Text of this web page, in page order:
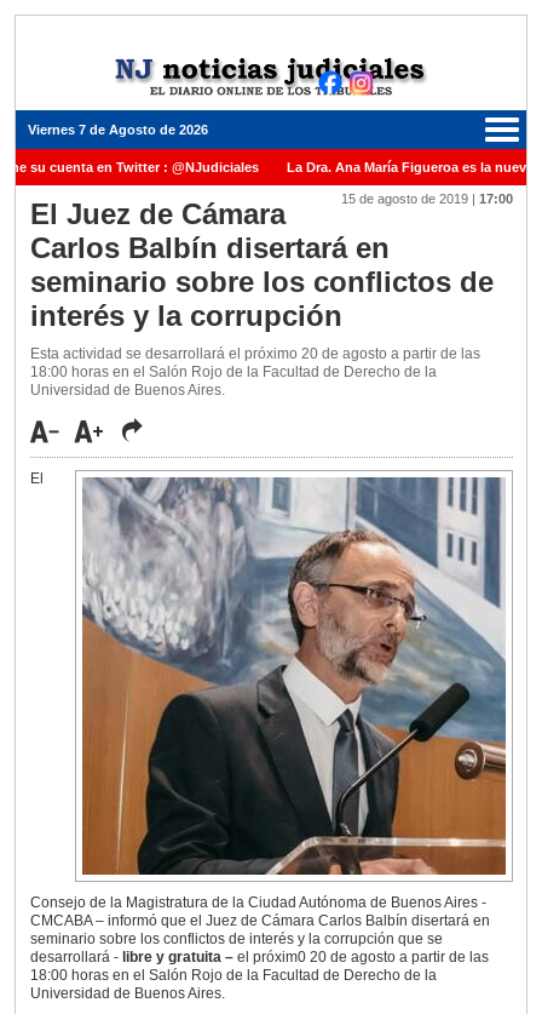
Viernes 7 de Agosto de 2026
su cuenta en Twitter : @NJudiciales La Dra. Ana María Figueroa es la nueva
Justicia de la Nación una medalla al Dr. Raul Zaffaroni en reconocimiento por su
Carles para cubrir vacante en la Corte Suprema de Justicia de la Nación
ante el Juez Daniel Rafecas
15 de agosto de 2019 | 17:00
El Juez de Cámara
Carlos Balbín disertará en
seminario sobre los conflictos de
interés y la corrupción
Esta actividad se desarrollará el próximo 20 de agosto a partir de las
18:00 horas en el Salón Rojo de la Facultad de Derecho de la
Universidad de Buenos Aires.
El
Consejo de la Magistratura de la Ciudad Autónoma de Buenos Aires -
CMCABA – informó que el Juez de Cámara Carlos Balbín disertará en
seminario sobre los conflictos de interés y la corrupción que se
desarrollará - libre y gratuita – el próxim0 20 de agosto a partir de las
18:00 horas en el Salón Rojo de la Facultad de Derecho de la
Universidad de Buenos Aires.